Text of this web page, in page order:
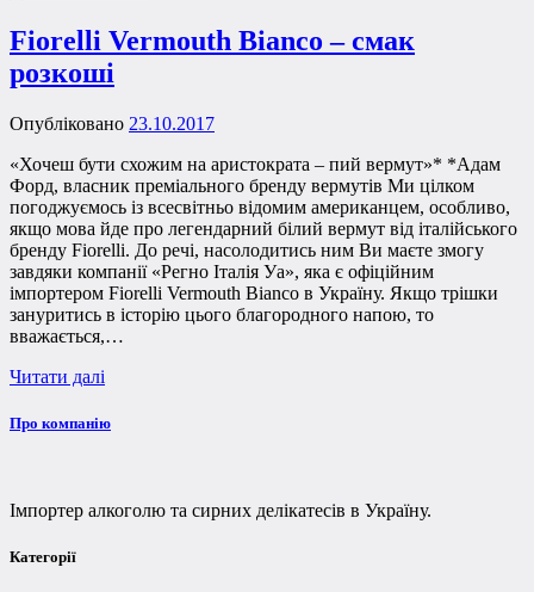
Fiorelli Vermouth Bianco – смак
розкоші
Опубліковано 23.10.2017
«Хочеш бути схожим на аристократа – пий вермут»* *Адам
Форд, власник преміального бренду вермутів Ми цілком
погоджуємось із всесвітньо відомим американцем, особливо,
якщо мова йде про легендарний білий вермут від італійського
бренду Fiorelli. До речі, насолодитись ним Ви маєте змогу
завдяки компанії «Регно Італія Уа», яка є офіційним
імпортером Fiorelli Vermouth Bianco в Україну. Якщо трішки
зануритись в історію цього благородного напою, то
вважається,…
Читати далі
Про компанію
Імпортер алкоголю та сирних делікатесів в Україну.
Категорії